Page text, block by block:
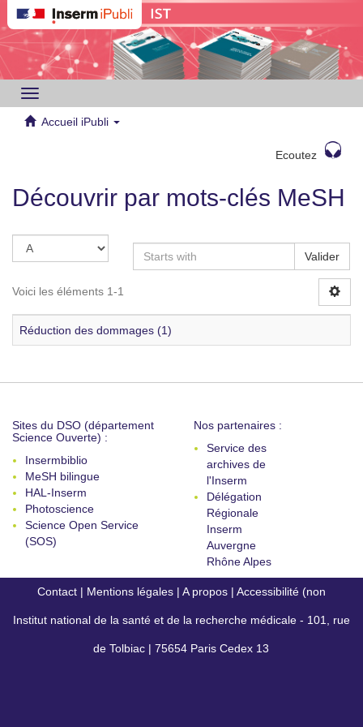
Toggle
navigation
Accueil iPubli
Ecoutez
Découvrir par mots-clés MeSH
Valider
Voici les éléments 1-1
Réduction des dommages (1)
Sites du DSO (département
Science Ouverte) :
Insermbiblio
MeSH bilingue
HAL-Inserm
Photoscience
Science Open Service
(SOS)
Nos partenaires :
Service des
archives de
l'Inserm
Délégation
Régionale
Inserm
Auvergne
Rhône Alpes
Contact | Mentions légales | A propos | Accessibilité (non
conforme)
Institut national de la santé et de la recherche médicale - 101, rue
de Tolbiac | 75654 Paris Cedex 13